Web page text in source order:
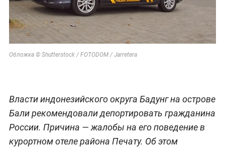
Обложка © Shutterstock / FOTODOM / Jarretera
Власти индонезийского округа Бадунг на острове
Бали рекомендовали депортировать гражданина
России. Причина — жалобы на его поведение в
курортном отеле района Печату. Об этом